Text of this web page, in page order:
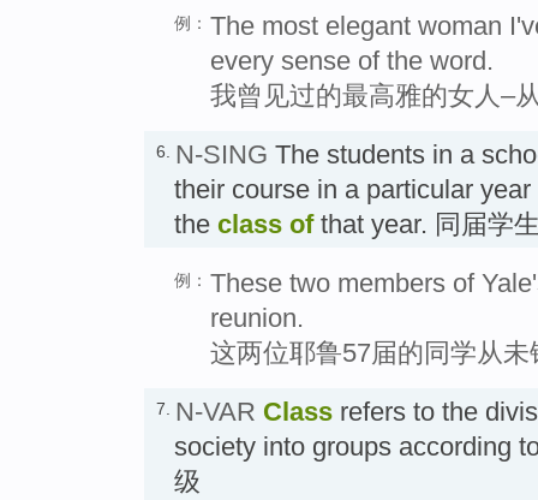
例： The most elegant woman
every sense of the word.
我曾见过的最高雅的女人–
6. N-SING The students in a
their course in a particular
the class ofthat year. 同届学
例： These two members of
reunion.
这两位耶鲁57届的同学从
7. N-VAR Class refers to the
society into groups according
级